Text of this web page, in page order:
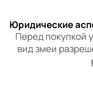
Юридические
Перед покупкой
вид змеи